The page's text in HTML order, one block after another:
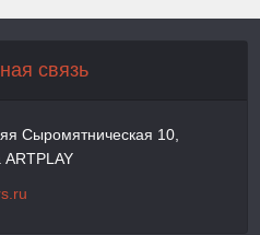
связь
Сыромятническая 10,